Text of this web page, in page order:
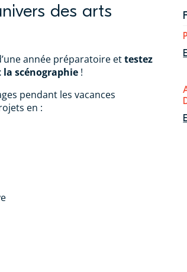
des arts
année préparatoire ettestez
la scénographie !
pendant les vacances
en :